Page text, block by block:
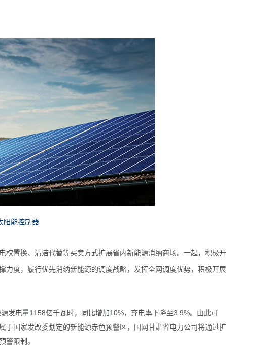
阳能控制器
置换、清洁代替等买卖方式扩展省内新能源消纳商场。一起，积极开
力度，履行优先消纳新能源的调度战略，发挥全网调度优势，积极开展
发电量1158亿千瓦时，同比增加10%，弃电率下降至3.9%。由此可
于国家发改委划定的新能源赤色预警区，国网甘肃省电力公司将通过扩
警限制。